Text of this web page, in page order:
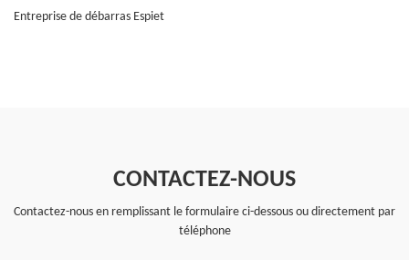
Entreprise de débarras Espiet
CONTACTEZ-NOUS
Contactez-nous en remplissant le formulaire ci-dessous ou directement par
téléphone